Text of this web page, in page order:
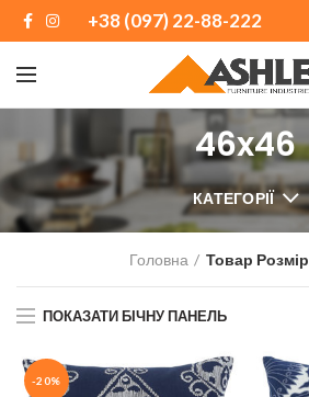
+38 (097) 22-88-222
46x46
КАТЕГОРІЇ
Головна Товар Розмір
ПОКАЗАТИ БІЧНУ ПАНЕЛЬ
-20%